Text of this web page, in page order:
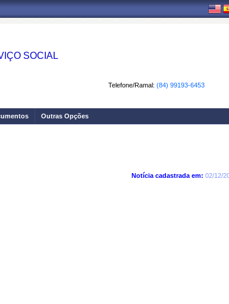
SOCIAL
Telefone/Ramal: (84) 99193-6453
Outras Opções
Notícia cadastrada em: 02/12/